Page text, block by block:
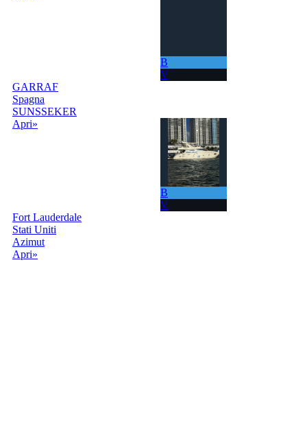
B
V
GARRAF
Spagna
SUNSSEKER
Apri»
B
V
Fort Lauderdale
Stati Uniti
Azimut
Apri»